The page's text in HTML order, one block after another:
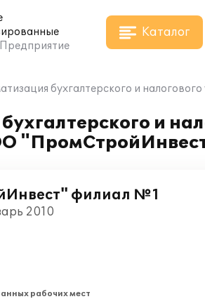
Каталог
бухгалтерского и
и
филиал №1
2010
рабочих мест